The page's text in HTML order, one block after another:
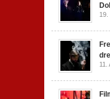
19.
11.